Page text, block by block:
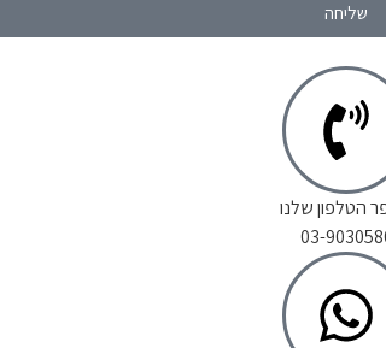
שליחה
הטלפון שלנו
03-